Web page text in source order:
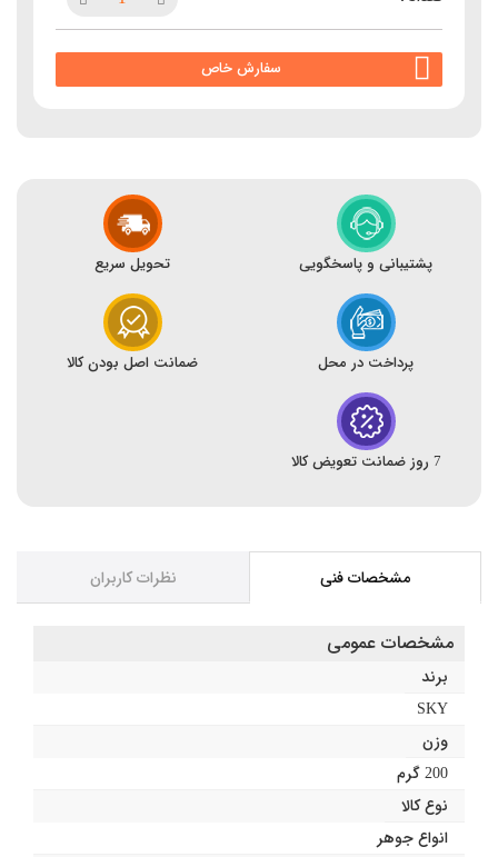
سفارش خاص
پشتیبانی و پاسخگویی تحویل سریع
پرداخت در محل ضمانت اصل بودن کالا
7 روز ضمانت تعویض کالا
مشخصات فنی نظرات کاربران
مشخصات عمومی
برند
SKY
وزن
200 گرم
نوع کالا
انواع جوهر